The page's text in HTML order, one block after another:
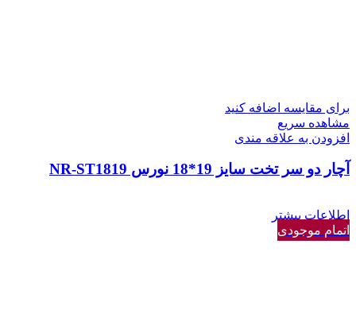
برای مقایسه اضافه کنید
مشاهده سریع
افزودن به علاقه مندی
آچار دو سر تخت سایز 19*18 نورس NR-ST1819
اطلاعات بیشتر
اتمام موجودی